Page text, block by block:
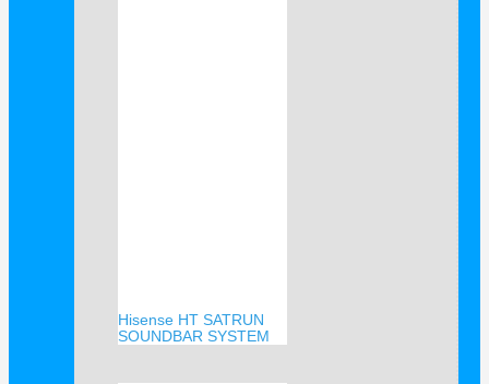
Hisense HT SATRUN
SOUNDBAR SYSTEM